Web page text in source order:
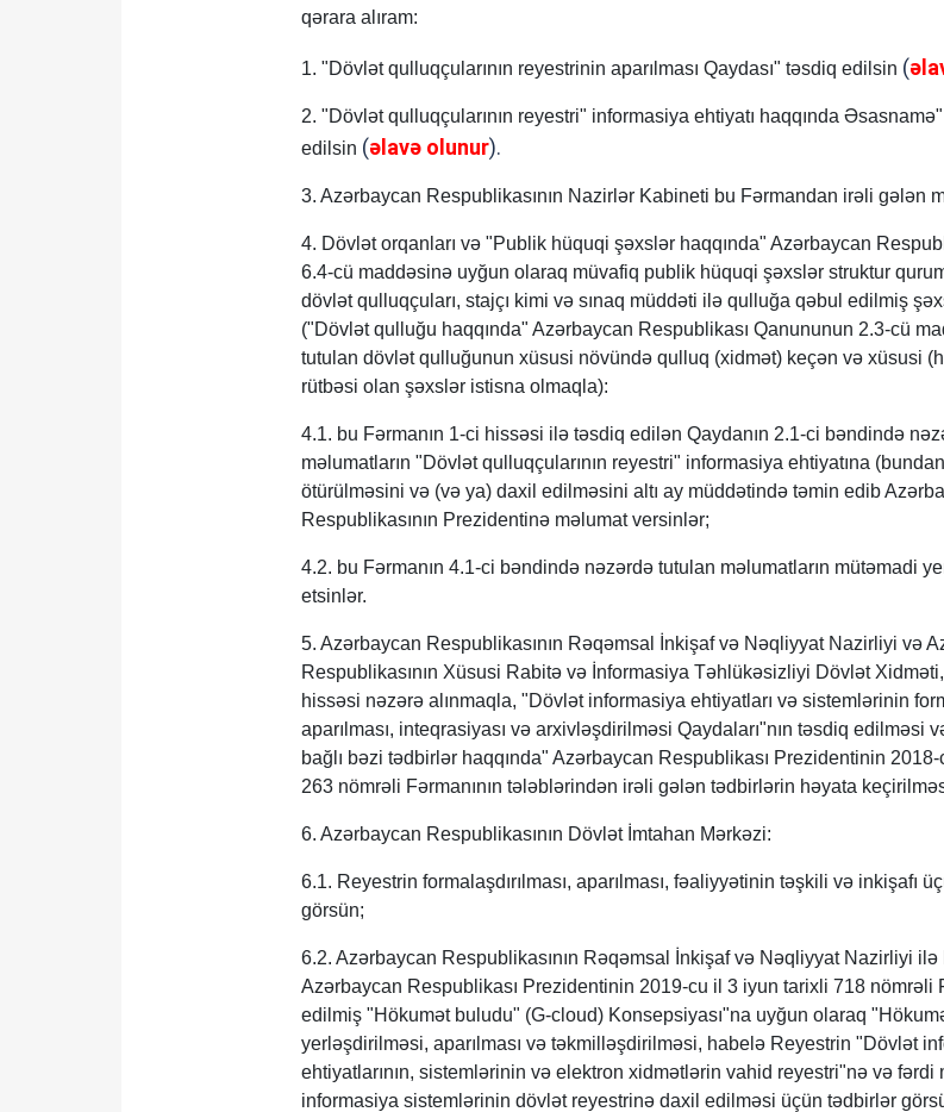
qərara alıram:
1. "Dövlət qulluqçularının reyestrinin aparılması Qaydası" təsdiq edilsin (
2. "Dövlət qulluqçularının reyestri" informasiya ehtiyatı haqqında
edilsin (əlavə olunur).
3. Azərbaycan Respublikasının Nazirlər Kabineti bu Fərmandan irəli gələn
4. Dövlət orqanları və "Publik hüquqi şəxslər haqqında" Azərbaycan
6.4-cü maddəsinə uyğun olaraq müvafiq publik hüquqi şəxslər struktur
dövlət qulluqçuları, stajçı kimi və sınaq müddəti ilə qulluğa qəbul edilmiş
("Dövlət qulluğu haqqında" Azərbaycan Respublikası Qanununun 2.3-cü
tutulan dövlət qulluğunun xüsusi növündə qulluq (xidmət) keçən və xüsusi
rütbəsi olan şəxslər istisna olmaqla):
4.1. bu Fərmanın 1-ci hissəsi ilə təsdiq edilən Qaydanın 2.1-ci bəndində
məlumatların "Dövlət qulluqçularının reyestri" informasiya ehtiyatına
ötürülməsini və (və ya) daxil edilməsini altı ay müddətində təmin edib
Respublikasının Prezidentinə məlumat versinlər;
4.2. bu Fərmanın 4.1-ci bəndində nəzərdə tutulan məlumatların mütəmadi
etsinlər.
5. Azərbaycan Respublikasının Rəqəmsal İnkişaf və Nəqliyyat Nazirliyi və
Respublikasının Xüsusi Rabitə və İnformasiya Təhlükəsizliyi Dövlət
hissəsi nəzərə alınmaqla, "Dövlət informasiya ehtiyatları və sistemlərinin
aparılması, inteqrasiyası və arxivləşdirilməsi Qaydaları"nın təsdiq edilməsi
bağlı bəzi tədbirlər haqqında" Azərbaycan Respublikası Prezidentinin
263 nömrəli Fərmanının tələblərindən irəli gələn tədbirlərin həyata
6. Azərbaycan Respublikasının Dövlət İmtahan Mərkəzi:
6.1. Reyestrin formalaşdırılması, aparılması, fəaliyyətinin təşkili və inkişafı
görsün;
6.2. Azərbaycan Respublikasının Rəqəmsal İnkişaf və Nəqliyyat Nazirliyi
Azərbaycan Respublikası Prezidentinin 2019-cu il 3 iyun tarixli 718 nömrəli
edilmiş "Hökumət buludu" (G-cloud) Konsepsiyası"na uyğun olaraq
yerləşdirilməsi, aparılması və təkmilləşdirilməsi, habelə Reyestrin "Dövlət
ehtiyatlarının, sistemlərinin və elektron xidmətlərin vahid reyestri"nə və fərdi
informasiya sistemlərinin dövlət reyestrinə daxil edilməsi üçün tədbirlər